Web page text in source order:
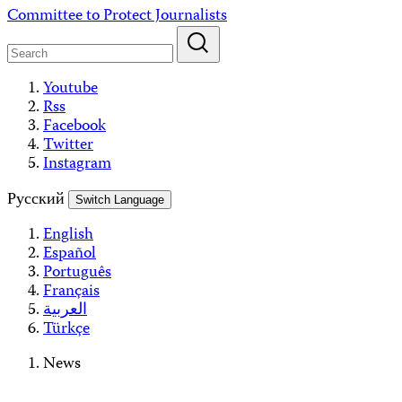
Skip
content
Committee to Protect Journalists
Youtube
Rss
Facebook
Twitter
Instagram
Русский
Switch Language
English
Español
Português
Français
العربية
Türkçe
News